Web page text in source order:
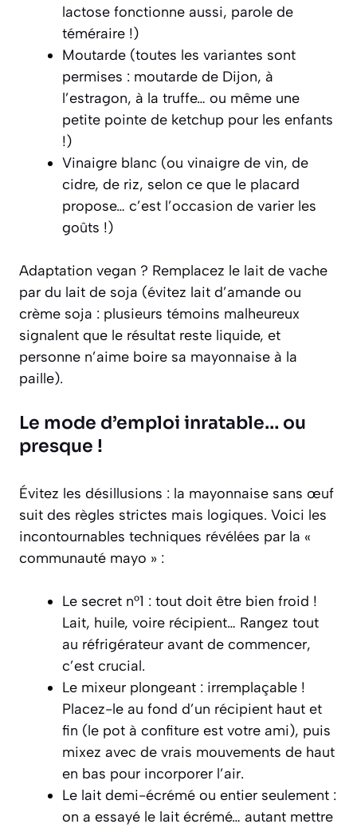
lactose fonctionne aussi, parole de
téméraire !)
Moutarde (toutes les variantes sont
permises : moutarde de Dijon, à
l’estragon, à la truffe… ou même une
petite pointe de ketchup pour les enfants
!)
Vinaigre blanc (ou vinaigre de vin, de
cidre, de riz, selon ce que le placard
propose… c’est l’occasion de varier les
goûts !)
Adaptation vegan ? Remplacez le lait de vache
par du lait de soja (évitez lait d’amande ou
crème soja : plusieurs témoins malheureux
signalent que le résultat reste liquide, et
personne n’aime boire sa mayonnaise à la
paille).
Le mode d’emploi inratable… ou
presque !
Évitez les désillusions : la mayonnaise sans œuf
suit des règles strictes mais logiques. Voici les
incontournables techniques révélées par la «
communauté mayo » :
Le secret n°1 : tout doit être bien froid !
Lait, huile, voire récipient… Rangez tout
au réfrigérateur avant de commencer,
c’est crucial.
Le mixeur plongeant : irremplaçable !
Placez-le au fond d’un récipient haut et
fin (le pot à confiture est votre ami), puis
mixez avec de vrais mouvements de haut
en bas pour incorporer l’air.
Le lait demi-écrémé ou entier seulement :
on a essayé le lait écrémé… autant mettre